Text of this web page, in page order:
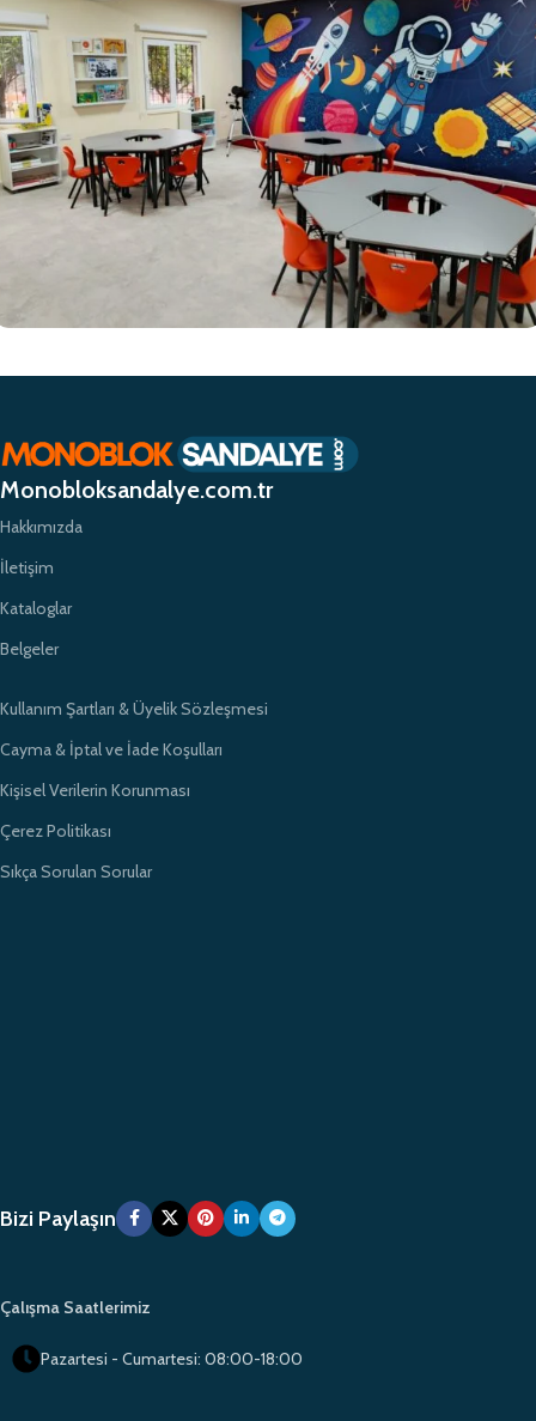
Monobloksandalye.com.tr
Hakkımızda
İletişim
Kataloglar
Belgeler
Kullanım Şartları & Üyelik Sözleşmesi
Cayma & İptal ve İade Koşulları
Kişisel Verilerin Korunması
Çerez Politikası
Sıkça Sorulan Sorular
Bizi Paylaşın
Çalışma Saatlerimiz
Pazartesi - Cumartesi: 08:00-18:00